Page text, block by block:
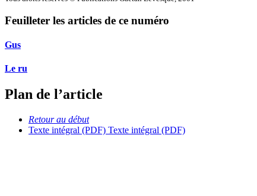
Feuilleter les articles de ce numéro
Gus
Le ru
Plan de l’article
Retour au début
Texte intégral (PDF) Texte intégral (PDF)